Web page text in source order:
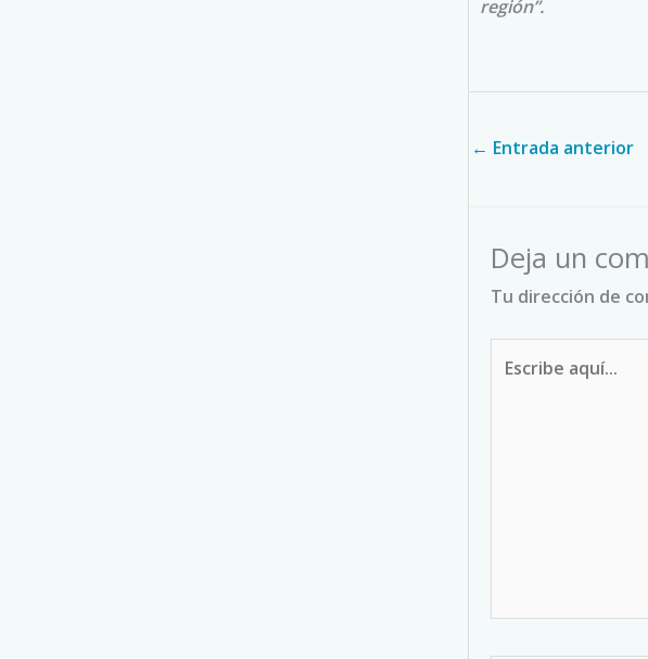
región”.
← Entrada anterior
Deja un
Tu dirección de